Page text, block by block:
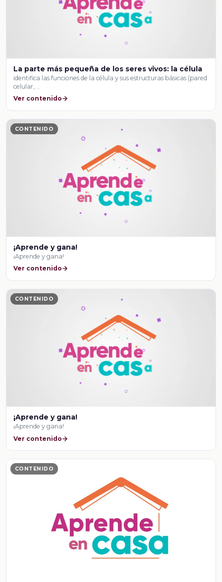
La parte más pequeña de los seres vivos: la célula
identifica las funciones de la célula y sus estructuras básicas (pared
celular, …
Ver contenido
CONTENIDO
¡Aprende y gana!
¡Aprende y gana!
Ver contenido
CONTENIDO
¡Aprende y gana!
¡Aprende y gana!
Ver contenido
CONTENIDO